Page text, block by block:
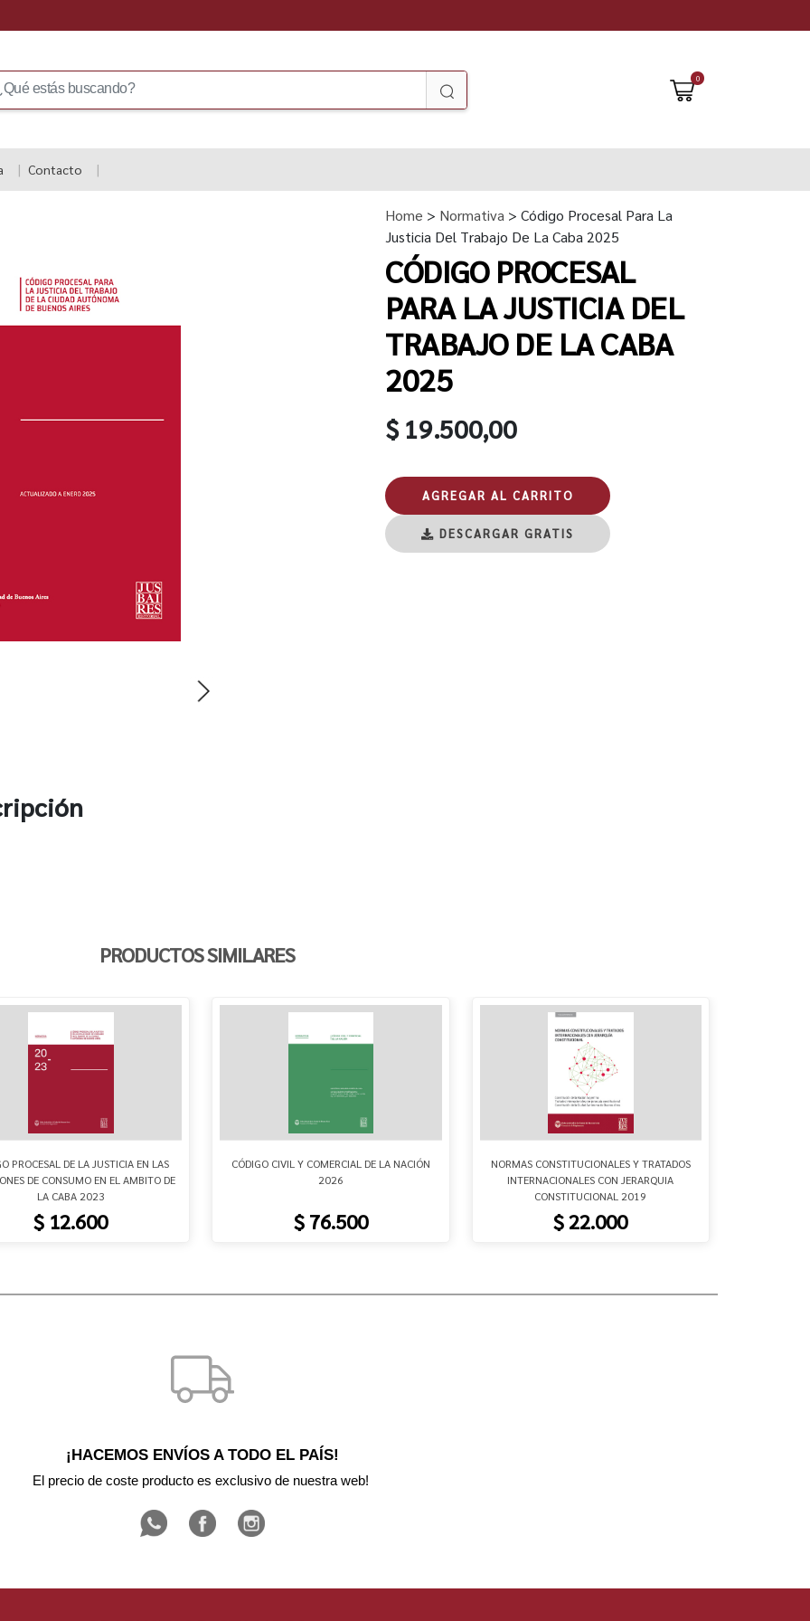
0
Contacto
Home > Normativa > Código Procesal Para La
Justicia Del Trabajo De La Caba 2025
CÓDIGO PROCESAL
PARA LA JUSTICIA DEL
TRABAJO DE LA CABA
2025
$ 19.500,00
AGREGAR AL CARRITO
DESCARGAR GRATIS
PRODUCTOS SIMILARES
PROCESAL DE LA JUSTICIA EN LAS
DE CONSUMO EN EL AMBITO DE
LA CABA 2023
$ 12.600
CÓDIGO CIVIL Y COMERCIAL DE LA NACIÓN
2026
$ 76.500
NORMAS CONSTITUCIONALES Y TRATADOS
INTERNACIONALES CON JERARQUIA
CONSTITUCIONAL 2019
$ 22.000
¡HACEMOS ENVÍOS A TODO EL PAÍS!
El precio de coste producto es exclusivo de nuestra web!